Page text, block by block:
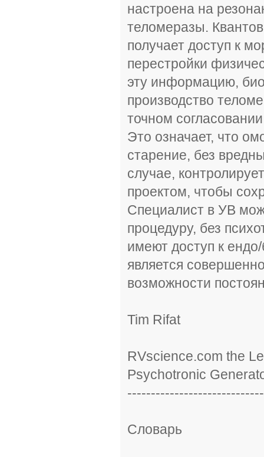
настроена на
теломеразы.
получает доступ к
перестройки
эту информацию,
производство
точном
Это означает, что
старение, без
случае,
проектом, чтобы
Специалист в УВ
процедуру, без
имеют доступ к
является
возможности
Tim Rifat
RVscience.com the
Psychotronic
Словарь